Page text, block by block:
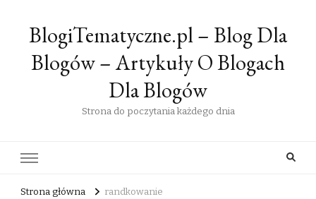
BlogiTematyczne.pl – Blog Dla
Blogów – Artykuły O Blogach
Dla Blogów
Strona do poczytania każdego dnia
Strona główna randkowanie